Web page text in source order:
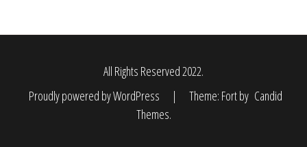
All Rights Reserved 2022.
Proudly powered by WordPress
| Theme: Fort by Candid
Themes.